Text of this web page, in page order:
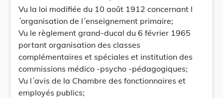
Vu la loi modifiée du 10 août 1912 concernant l
´organisation de l´enseignement primaire;
Vu le règlement grand-ducal du 6 février 1965
portant organisation des classes
complémentaires et spéciales et institution des
commissions médico -psycho -pédagogiques;
Vu l´avis de la Chambre des fonctionnaires et
employés publics;